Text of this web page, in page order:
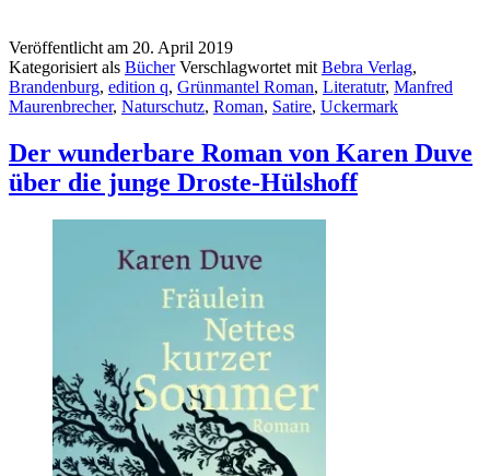
Veröffentlicht am 20. April 2019
Kategorisiert als Bücher Verschlagwortet mit Bebra Verlag,
Brandenburg, edition q, Grünmantel Roman, Literatutr, Manfred
Maurenbrecher, Naturschutz, Roman, Satire, Uckermark
Der wunderbare Roman von Karen Duve
über die junge Droste-Hülshoff